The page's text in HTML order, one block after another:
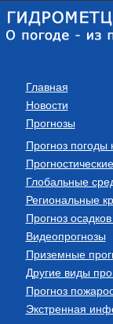
Главная
Новости
Прогнозы
Прогноз
Глобальные
Региональные
Прогноз
Видеопрогнозы
Приземные
Другие виды
Прогноз
Экстренная